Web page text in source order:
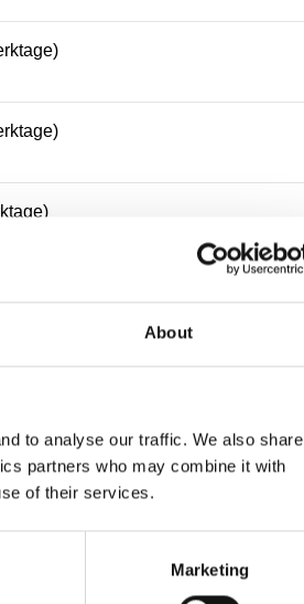
About
to analyse our traffic. We also share
partners who may combine it with
of their services.
Marketing